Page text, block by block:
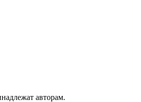
авторам.